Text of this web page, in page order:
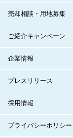
売却相談・用地募集
ご紹介キャンペーン
企業情報
プレスリリース
採用情報
プライバシーポリシー